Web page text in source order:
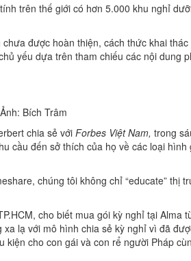
trên thế giới có hơn 5.000 khu nghỉ
được hoàn thiện, cách thức khai thác
yếu dựa trên tham chiếu các nội dung
Bích Trâm
chia sẻ với Forbes Việt Nam, trong
cầu đến sở thích của họ về các loại hình
chúng tôi không chỉ “educate” thị
cho biết mua gói kỳ nghỉ tại Alma
lạ với mô hình chia sẻ kỳ nghỉ vì đã
cho con gái và con rể người Pháp